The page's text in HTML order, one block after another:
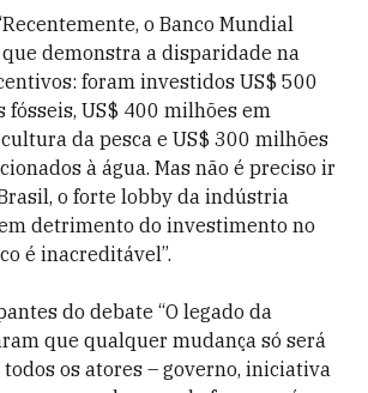
o Banco Mundial
demonstra a disparidade na
foram investidos US$ 500
US$ 400 milhões em
da pesca e US$ 300 milhões
à água. Mas não é preciso ir
o forte lobby da indústria
detrimento do investimento no
é inacreditável”.
do debate “O legado da
que qualquer mudança só será
os atores – governo, iniciativa